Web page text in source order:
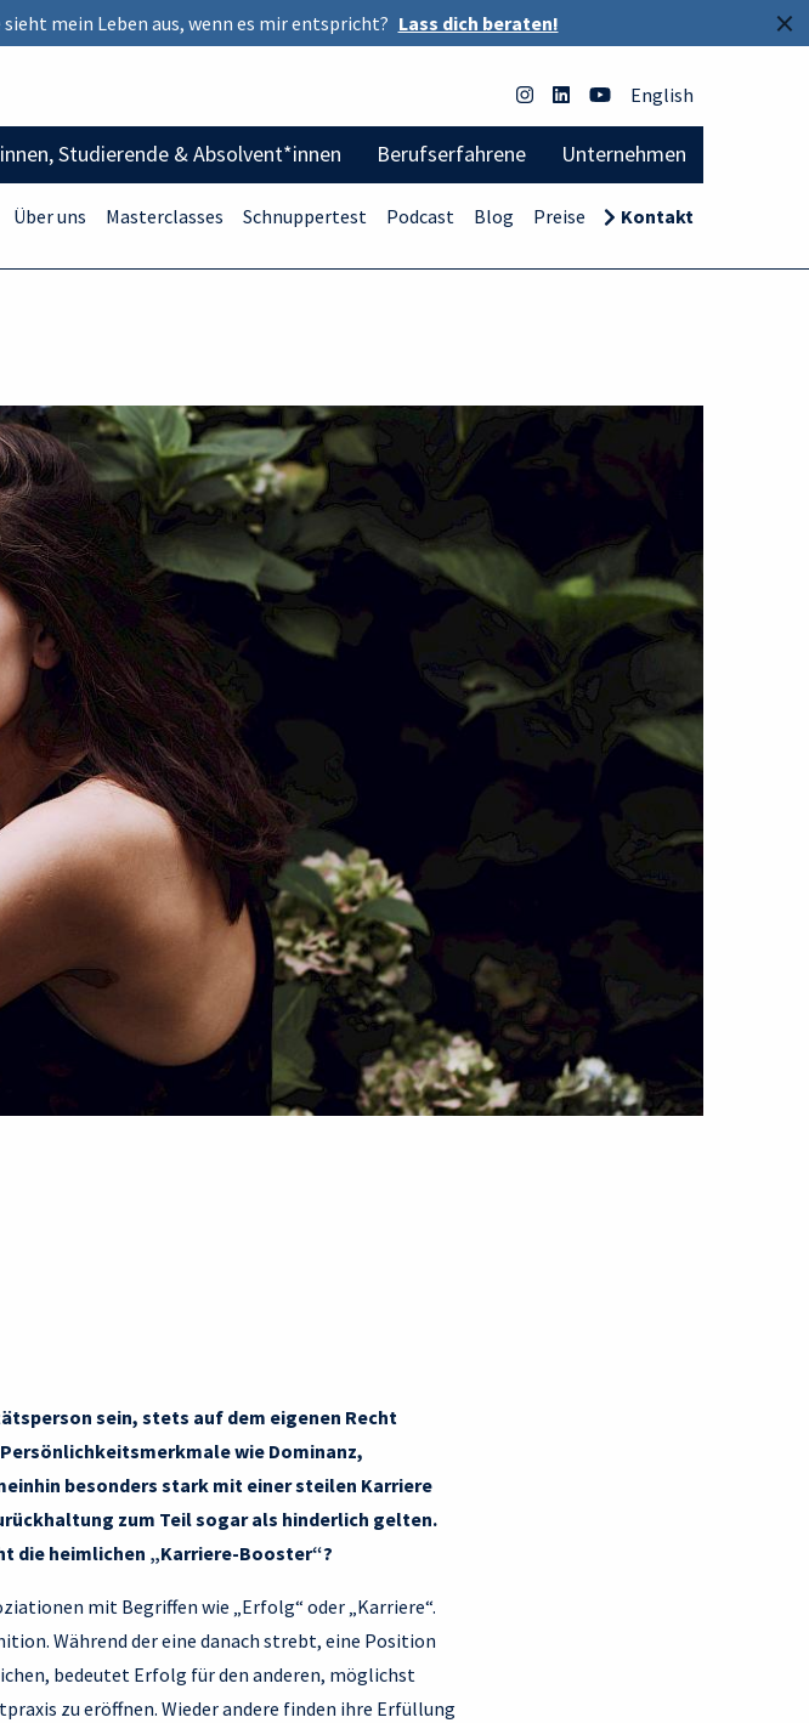
×
mein Leben aus, wenn es mir entspricht? Lass dich beraten!
English
Studierende & Absolvent*innen Berufserfahrene Unternehmen
Über uns Masterclasses Schnuppertest Podcast Blog Preise Kontakt
sein, stets auf dem eigenen Recht
wie Dominanz,
besonders stark mit einer steilen Karriere
zum Teil sogar als hinderlich gelten.
die heimlichen „Karriere-Booster“?
mit Begriffen wie „Erfolg“ oder „Karriere“.
Während der eine danach strebt, eine Position
bedeutet Erfolg für den anderen, möglichst
zu eröffnen. Wieder andere finden ihre Erfüllung